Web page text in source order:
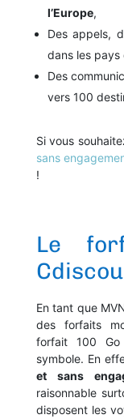
l’Europe,
Des appels,
dans les pays
Des
vers 100
Si vous
sans
!
Le
En tant que
des forfaits
forfait 100
symbole. En
et sans
raisonnable
disposent les